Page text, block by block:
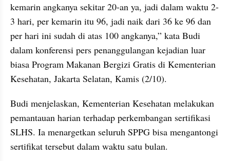
kemarin angkanya sekitar 20-an ya, jadi dalam waktu 2-
3 hari, per kemarin itu 96, jadi naik dari 36 ke 96 dan
per hari ini sudah di atas 100 angkanya,” kata Budi
dalam konferensi pers penanggulangan kejadian luar
biasa Program Makanan Bergizi Gratis di Kementerian
Kesehatan, Jakarta Selatan, Kamis (2/10).
Budi menjelaskan, Kementerian Kesehatan melakukan
pemantauan harian terhadap perkembangan sertifikasi
SLHS. Ia menargetkan seluruh SPPG bisa mengantongi
sertifikat tersebut dalam waktu satu bulan.